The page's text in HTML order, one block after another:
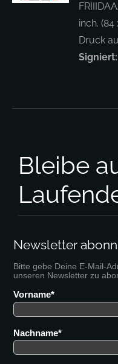
inch. (84
Druck
Signiert:
Bleibe
Newsletter
Bitte gebe Deine E-Mail-
unseren Newsletter zu
Vorname
Nachname